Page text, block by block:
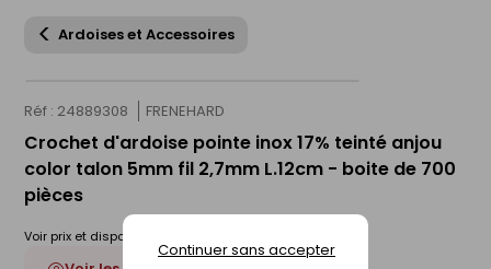
Continuer sans accepter
Ardoises et Accessoires
Réf : 24889308 FRENEHARD
Crochet d'ardoise pointe inox 17% teinté anjou
color talon 5mm fil 2,7mm L.12cm - boite de 700
pièces
Voir prix et disponibilité en magasin